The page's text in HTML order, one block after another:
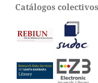
Catálogos